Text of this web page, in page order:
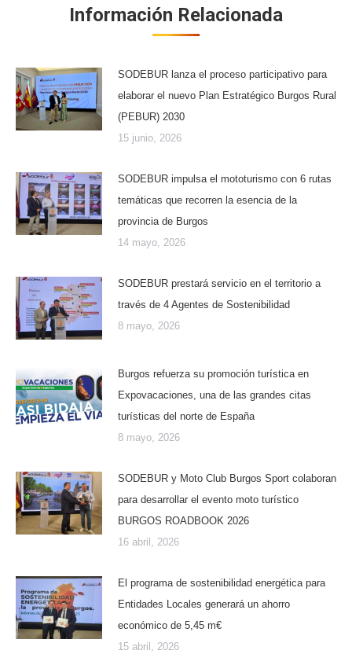
Información Relacionada
SODEBUR lanza el proceso participativo para
elaborar el nuevo Plan Estratégico Burgos Rural
(PEBUR) 2030
15 junio, 2026
SODEBUR impulsa el mototurismo con 6 rutas
temáticas que recorren la esencia de la
provincia de Burgos
14 mayo, 2026
SODEBUR prestará servicio en el territorio a
través de 4 Agentes de Sostenibilidad
8 mayo, 2026
Burgos refuerza su promoción turística en
Expovacaciones, una de las grandes citas
turísticas del norte de España
8 mayo, 2026
SODEBUR y Moto Club Burgos Sport colaboran
para desarrollar el evento moto turístico
BURGOS ROADBOOK 2026
16 abril, 2026
El programa de sostenibilidad energética para
Entidades Locales generará un ahorro
económico de 5,45 m€
15 abril, 2026